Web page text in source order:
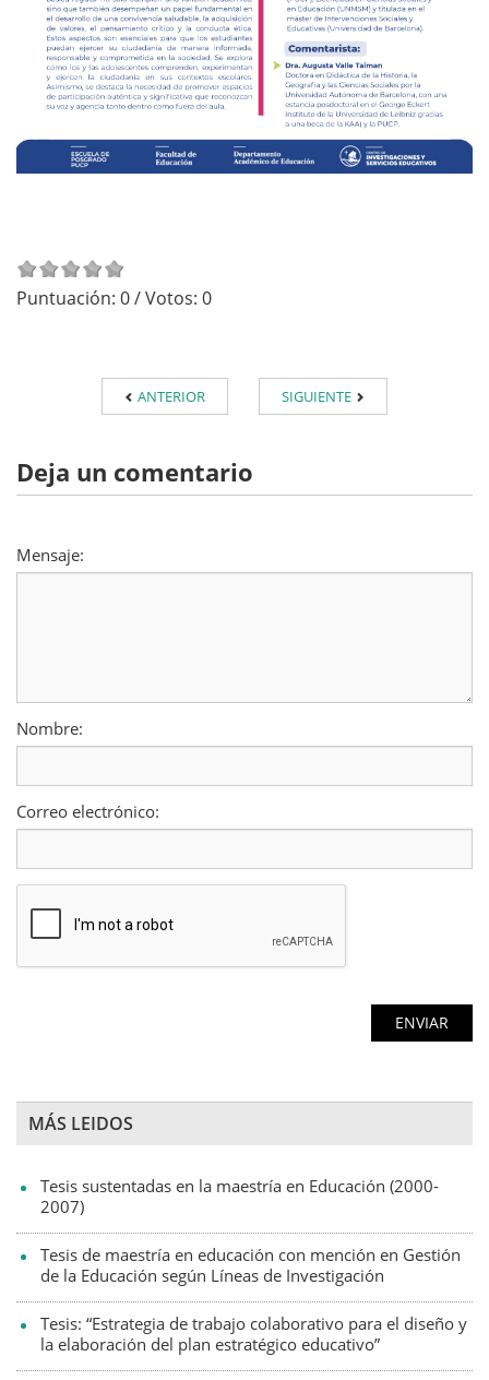
Puntuación: 0/ Votos: 0
ANTERIOR SIGUIENTE
Deja un comentario
Mensaje:
Nombre:
Correo electrónico:
MÁS LEIDOS
Tesis sustentadas en la maestría en Educación (2000-
2007)
Tesis de maestría en educación con mención en Gestión
de la Educación según Líneas de Investigación
Tesis: “Estrategia de trabajo colaborativo para el diseño y
la elaboración del plan estratégico educativo”